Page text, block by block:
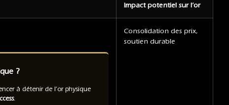
Impact potentiel sur l’or
?
à détenir de l'or physique
.
Consolidation des prix,
soutien durable